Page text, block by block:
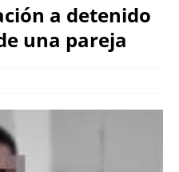
a detenido
una pareja